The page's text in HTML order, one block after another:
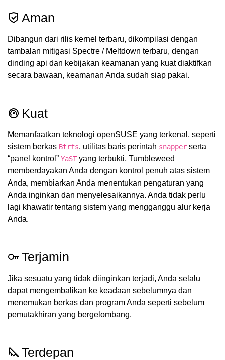
Aman
Dibangun dari rilis kernel terbaru, dikompilasi dengan
tambalan mitigasi Spectre / Meltdown terbaru, dengan
dinding api dan kebijakan keamanan yang kuat diaktifkan
secara bawaan, keamanan Anda sudah siap pakai.
Kuat
Memanfaatkan teknologi openSUSE yang terkenal, seperti
sistem berkas Btrfs, utilitas baris perintah snapper serta
“panel kontrol” YaST yang terbukti, Tumbleweed
memberdayakan Anda dengan kontrol penuh atas sistem
Anda, membiarkan Anda menentukan pengaturan yang
Anda inginkan dan menyelesaikannya. Anda tidak perlu
lagi khawatir tentang sistem yang mengganggu alur kerja
Anda.
Terjamin
Jika sesuatu yang tidak diinginkan terjadi, Anda selalu
dapat mengembalikan ke keadaan sebelumnya dan
menemukan berkas dan program Anda seperti sebelum
pemutakhiran yang bergelombang.
Terdepan